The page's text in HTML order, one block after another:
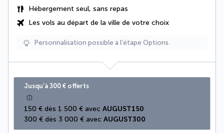
Hébergement seul, sans repas
Les vols au départ de la ville de votre choix
Personnalisation possible à l’étape Options.
Jusqu’à 300 € offerts
150 € dès 1 500 € avec AUGUST150
300 € dès 3 000 € avec AUGUST300